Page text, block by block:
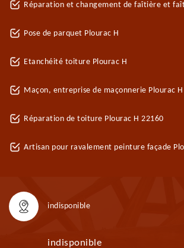
Réparation et changement de faîtière et
Pose de parquet Plourac H
Etanchéité toiture Plourac H
Maçon, entreprise de maçonnerie Plourac H
Réparation de toiture Plourac H 22160
Artisan pour ravalement peinture façade
indisponible
indisponible